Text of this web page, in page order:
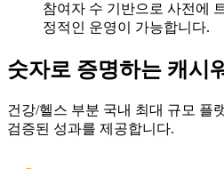
참여자 수 기반으로 사전에
정적인 운영이 가능합니다.
숫자로 증명하는 캐시
건강/헬스 부분 국내 최대 규모 플
검증된 성과를 제공합니다.